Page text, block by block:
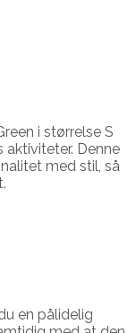
i størrelse S
Denne
med stil, så
en pålidelig